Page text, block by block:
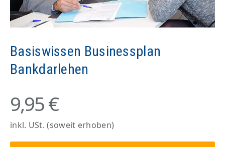
Basiswissen Businessplan
Bankdarlehen
9,95 €
inkl. USt. (soweit erhoben)